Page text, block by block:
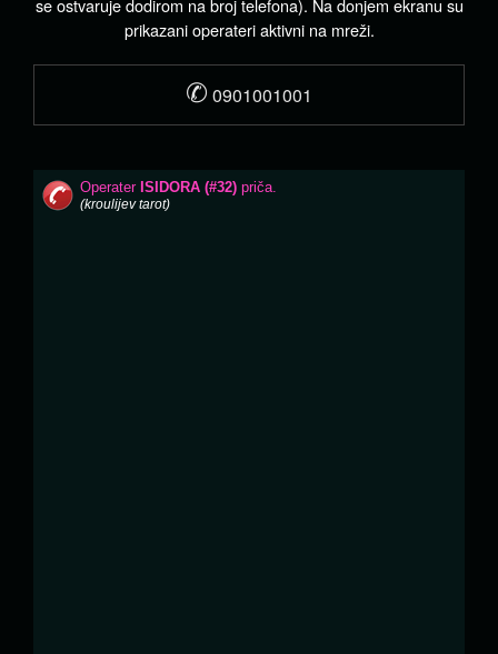
se ostvaruje dodirom na broj telefona). Na donjem ekranu su
prikazani operateri aktivni na mreži.
✆ 0901001001